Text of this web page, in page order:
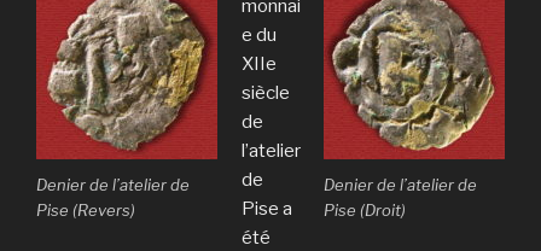
Denier de l’atelier de
Pise (Revers)
Denier de l’atelier de
Pise (Droit)
monnai
e du
XIIe
siècle
de
l’atelier
de
Pise a
été